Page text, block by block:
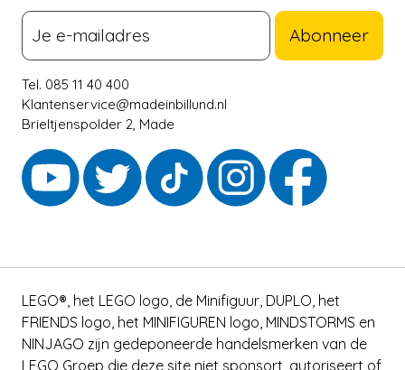
Abonneer
Tel. 085 11 40 400
Klantenservice@madeinbillund.nl
Brieltjenspolder 2, Made
LEGO®, het LEGO logo, de Minifiguur, DUPLO, het
FRIENDS logo, het MINIFIGUREN logo, MINDSTORMS en
NINJAGO zijn gedeponeerde handelsmerken van de
LEGO Groep die deze site niet sponsort, autoriseert of